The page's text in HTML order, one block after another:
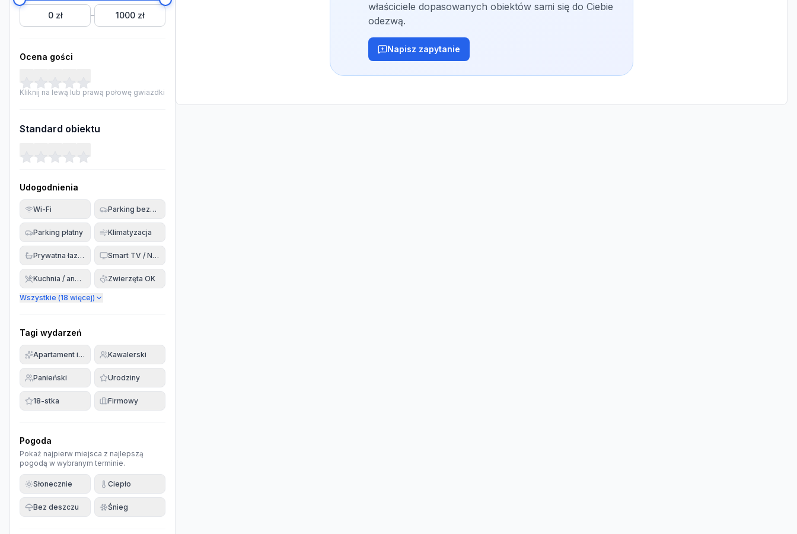
0 zł – 1000 zł
Ocena gości
Kliknij na lewą lub prawą połowę gwiazdki
Standard obiektu
Udogodnienia
Wi-Fi Parking bezpłatny
Parking płatny Klimatyzacja
Prywatna łazienka Smart TV / Netflix
Kuchnia / aneks Zwierzęta OK
Wszystkie (18 więcej)
Tagi wydarzeń
Apartament imprezowyKawalerski
Panieński Urodziny
18-stka Firmowy
Pogoda
Pokaż najpierw miejsca z najlepszą
pogodą w wybranym terminie.
Słonecznie Ciepło
Bez deszczu Śnieg
właściciele dopasowanych obiektów sami się do Ciebie
odezwą.
Napisz zapytanie